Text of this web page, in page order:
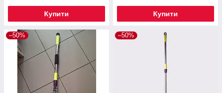
Купити Купити
–50% –50%